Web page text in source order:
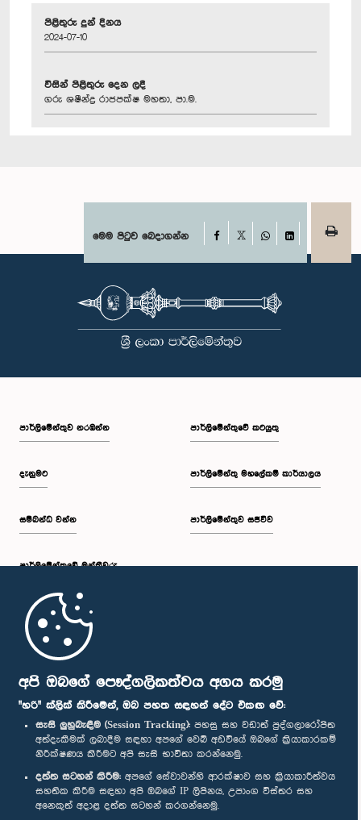
අපි ඔබගේ පෞද්ගලිකත්වය අගය කරමු
"හරි" ක්ලික් කිරීමෙන්, ඔබ පහත සඳහන් දේට එකඟ වේ:
සැසි ලුහුබැඳීම (Session Tracking): පහසු සහ වඩාත් පුද්ගලාරෝපිත
අත්දැකීමක් ලබාදීම සඳහා අපගේ වෙබ් අඩවියේ ඔබගේ ක්‍රියාකාරකම්
නිරීක්ෂණය කිරීමට අපි සැසි භාවිතා කරන්නෙමු.
දත්ත සටහන් කිරීම: අපගේ සේවාවන්හි ආරක්ෂාව සහ ක්‍රියාකාරීත්වය
සහතික කිරීම සඳහා අපි ඔබගේ IP ලිපිනය, උපාංග විස්තර සහ
අනෙකුත් අදාළ දත්ත සටහන් කරගන්නෙමු.
පිළිතුරු දුන් දිනය
2024-07-10
විසින් පිළිතුරු දෙන ලදී
ගරු ශෂීන්ද්‍ර රාජපක්ෂ මහතා, පා.ම.
මෙම පිටුව බෙදාගන්න Facebook
WhatsAppLinkedIn
පාර්ලි‌මේන්තුව නරඹන්න
දැනුමට
සම්බන්ධ වන්න
පාර්ලි‌මේන්තුවේ මන්ත්‍රීවරු
මුල් පිටුව
පාර්ලිමේන්තුවේ කටයුතු
පාර්ලිමේන්තු මහලේකම් කාර්යාලය
පාර්ලිමේන්තුව සජීවීව
පාර්ලිමේන්තු ජංගම යෙදුම
අප හා සම්බන්ධ වී සිටින්න :